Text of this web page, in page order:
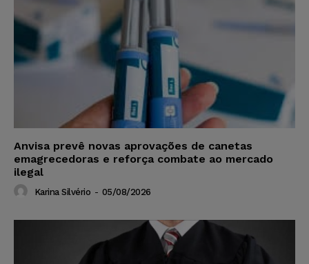
Anvisa prevê novas aprovações de canetas
emagrecedoras e reforça combate ao mercado
ilegal
Karina Silvério - 05/08/2026